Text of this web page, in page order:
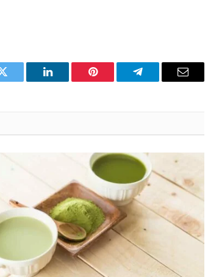
Twitter LinkedIn Pinterest Telegram Correo